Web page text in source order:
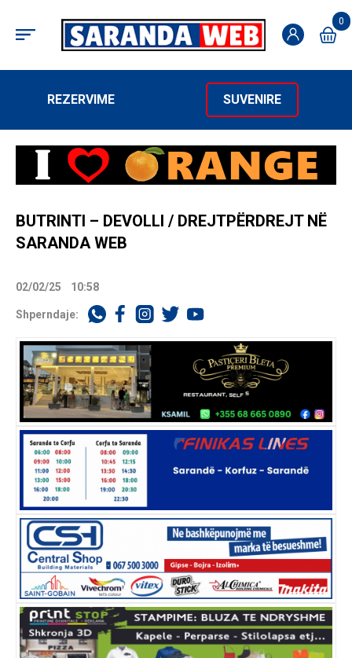
0
REZERVIME SUVENIRE
BUTRINTI – DEVOLLI / DREJTPËRDREJT NË
SARANDA WEB
02/02/25 10:58
Shperndaje: